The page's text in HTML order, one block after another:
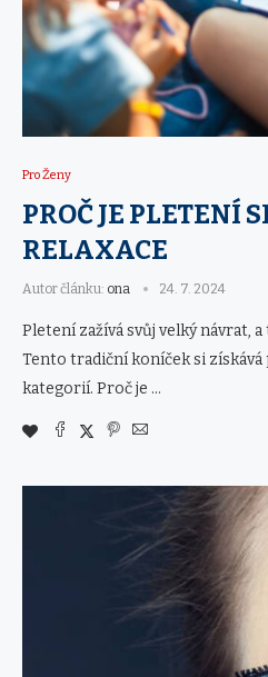
Pro Ženy
PROČ JE PLETENÍ
RELAXACE
Autor článku: ona 24. 7. 2024
Pletení zažívá svůj velký návrat,
Tento tradiční koníček si
kategorií. Proč je …